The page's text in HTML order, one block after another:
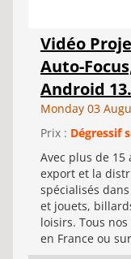
Vidéo
Auto-
Android
Monday 03
Prix : Dégressif
Avec plus de
export et la
spécialisés
et jouets,
loisirs. Tous
en France ou